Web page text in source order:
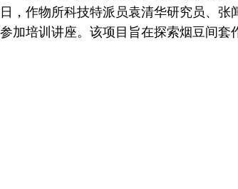
日，作物所科技特派员袁清华研究员、
参加培训讲座。该项目旨在探索烟豆间套